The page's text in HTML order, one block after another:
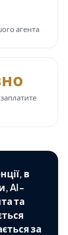
агента
в
AI-
та
за